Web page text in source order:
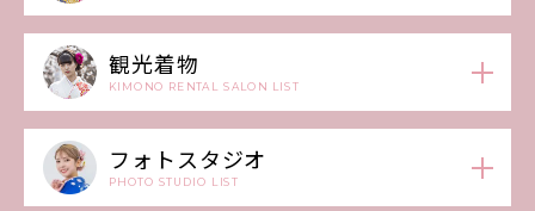
観光着物
KIMONO RENTAL SALON LIST
フォトスタジオ
PHOTO STUDIO LIST